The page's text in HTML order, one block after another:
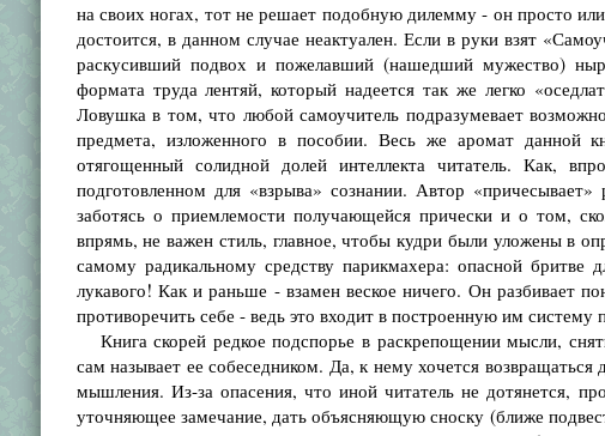
на своих ногах, тот не решает подобную дилемму - он просто
достоится, в данном случае неактуален. Если в руки взят
раскусивший подвох и пожелавший (нашедший мужество)
формата труда лентяй, который надеется так же легко
Ловушка в том, что любой самоучитель подразумевает
предмета, изложенного в пособии. Весь же аромат
отягощенный солидной долей интеллекта читатель. Как,
подготовленном для «взрыва» сознании. Автор
заботясь о приемлемости получающейся прически и о том,
впрямь, не важен стиль, главное, чтобы кудри были уложены в
самому радикальному средству парикмахера: опасной
лукавого! Как и раньше - взамен веское ничего. Он разбивает
противоречить себе - ведь это входит в построенную им систему
Книга скорей редкое подспорье в раскрепощении мысли,
сам называет ее собеседником. Да, к нему хочется
мышления. Из-за опасения, что иной читатель не дотянется,
уточняющее замечание, дать объясняющую сноску (ближе